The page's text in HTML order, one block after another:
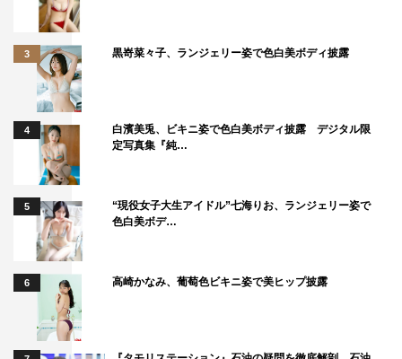
＜プロフィール＞
きりしま・せいこ
1991年12月8日生まれ。大阪府出身。29歳。T165・
B86（D）W60H88
「日本レースクイーン大賞2019」で入賞。ミスFLASHグ
ランプリと合わせて2冠となった。2020年はSUPER
GT「2020 リアライズガールズ」、スーパー耐久
「D’STATION FRESH ANGELS」のメンバーとして活
躍。1stDVD『Saint Love』（イーネット・フロンティ
ア）が発売中。
名取くるみ（グランプリ）
「ここがゴールではなくてスタート地点。15年の歴史のな
3 黒嵜菜々子、ランジェリー姿で色白美ボディ披露
4
白濱美兎、ビキニ姿で色白美ボディ披露 デジタル限
定写真集『純…
5
“現役女子大生アイドル”七海りお、ランジェリー姿で
色白美ボデ…
6 高崎かなみ、葡萄色ビキニ姿で美ヒップ披露